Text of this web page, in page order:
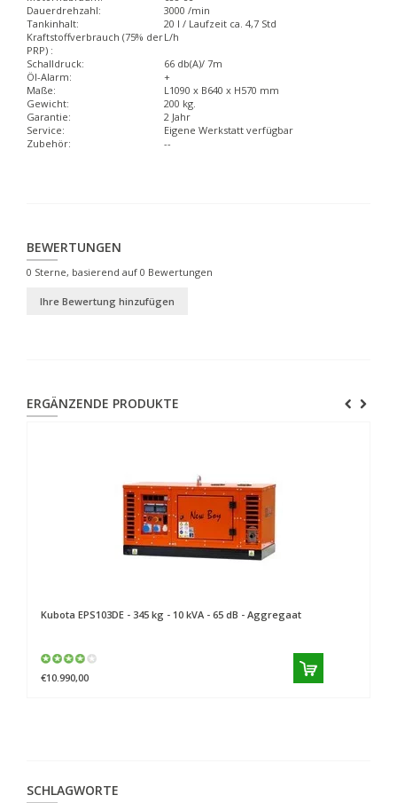
Dauerdrehzahl:
3000 /min
Tankinhalt:
20 l / Laufzeit ca. 4,7 Std
Kraftstoffverbrauch (75% der
PRP) :
L/h
Schalldruck:
66 db(A)/ 7m
Öl-Alarm:
+
Maße:
L1090 x B640 x H570 mm
Gewicht:
200 kg.
Garantie:
2 Jahr
Service:
Eigene Werkstatt verfügbar
Zubehör:
--
BEWERTUNGEN
0 Sterne, basierend auf 0 Bewertungen
Ihre Bewertung hinzufügen
ERGÄNZENDE PRODUKTE
Kubota EPS103DE - 345 kg - 10 kVA - 65 dB - Aggregaat
€10.990,00
SCHLAGWORTE